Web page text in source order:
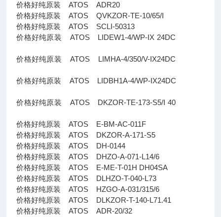
价格好纯原装 ATOS ADR20
价格好纯原装 ATOS QVKZOR-TE-10/65/I
价格好纯原装 ATOS SCLI-50313
价格好纯原装 ATOS LIDEW1-4/WP-IX 24DC
价格好纯原装 ATOS LIMHA-4/350/V-IX24DC
价格好纯原装 ATOS LIDBH1A-4/WP-IX24DC
价格好纯原装 ATOS DKZOR-TE-173-S5/I 40
价格好纯原装 ATOS E-BM-AC-011F
价格好纯原装 ATOS DKZOR-A-171-S5
价格好纯原装 ATOS DH-0144
价格好纯原装 ATOS DHZO-A-071-L14/6
价格好纯原装 ATOS E-ME-T-01H DH04SA
价格好纯原装 ATOS DLHZO-T-040-L73
价格好纯原装 ATOS HZGO-A-031/315/6
价格好纯原装 ATOS DLKZOR-T-140-L71.41
价格好纯原装 ATOS ADR-20/32